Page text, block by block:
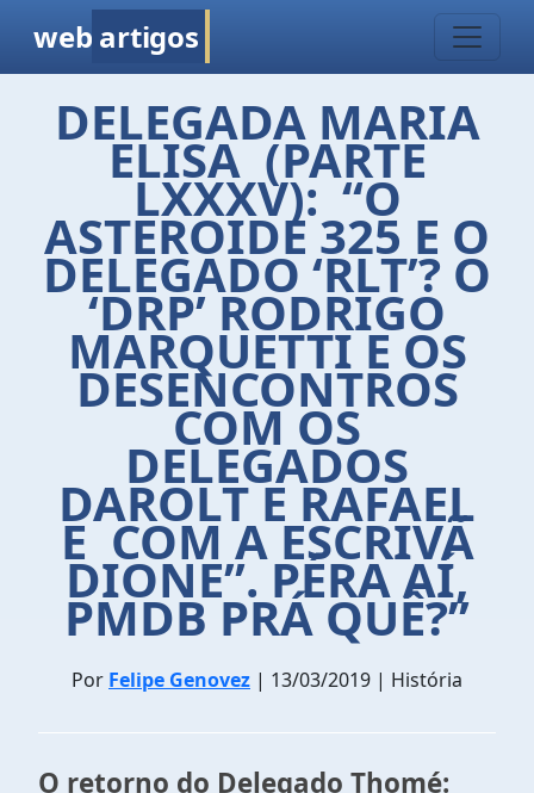
web artigos
DELEGADA MARIA
ELISA (PARTE
LXXXV): “O
ASTEROIDE 325 E O
DELEGADO ‘RLT’? O
‘DRP’ RODRIGO
MARQUETTI E OS
DESENCONTROS
COM OS
DELEGADOS
DAROLT E RAFAEL
E COM A ESCRIVÃ
DIONE”. PÉRA AÍ,
PMDB PRÁ QUÊ?”
Por Felipe Genovez | 13/03/2019 | História
O retorno do Delegado Thomé: